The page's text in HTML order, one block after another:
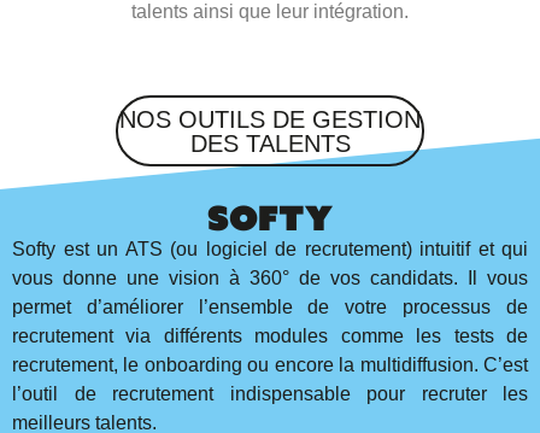
talents ainsi que leur intégration.
NOS OUTILS DE GESTION
DES TALENTS
Softy
Softy est un ATS (ou logiciel de recrutement) intuitif et qui
vous donne une vision à 360° de vos candidats. Il vous
permet d’améliorer l’ensemble de votre processus de
recrutement via différents modules comme les tests de
recrutement, le onboarding ou encore la multidiffusion. C’est
l’outil de recrutement indispensable pour recruter les
meilleurs talents.